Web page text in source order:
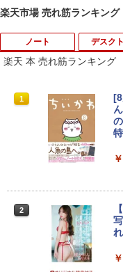
楽天市場 売れ筋ランキング
ノート
1
デスク
1
楽天 本 売れ筋ランキング
1
2